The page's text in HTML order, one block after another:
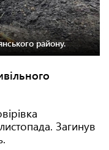
району.
Загинув